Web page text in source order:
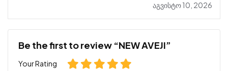
აგვისტო 10, 2026
Be the first to review “NEW AVEJI”
Your Rating